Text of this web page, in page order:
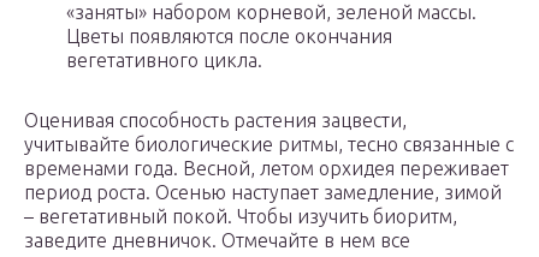
«заняты» набором корневой, зеленой массы.
Цветы появляются после окончания
вегетативного цикла.
Оценивая способность растения зацвести,
учитывайте биологические ритмы, тесно связанные с
временами года. Весной, летом орхидея переживает
период роста. Осенью наступает замедление, зимой
– вегетативный покой. Чтобы изучить биоритм,
заведите дневничок. Отмечайте в нем все